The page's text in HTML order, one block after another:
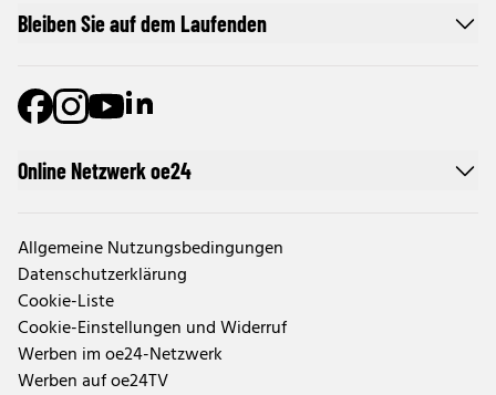
Online Netzwerk oe24
Allgemeine Nutzungsbedingungen
Datenschutzerklärung
Cookie-Liste
Cookie-Einstellungen und Widerruf
Werben im oe24-Netzwerk
Werben auf oe24TV
Bleiben Sie auf dem Laufenden